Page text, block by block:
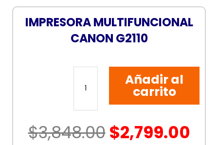
IMPRESORA MULTIFUNCIONAL
CANON G2110
IMPRESORA
MULTIFUNCIONAL
CANON
cantidad
Añadir al
carrito
$3,848.00$2,799.00